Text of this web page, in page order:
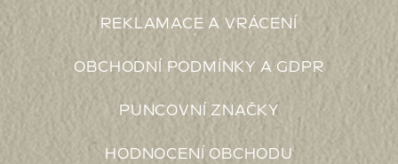
REKLAMACE A VRÁCENÍ
OBCHODNÍ PODMÍNKY A GDPR
PUNCOVNÍ ZNAČKY
HODNOCENÍ OBCHODU